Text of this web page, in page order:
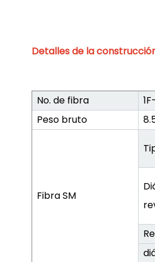
Detalles de la
No. de fibra
Peso bruto
Fibra SM